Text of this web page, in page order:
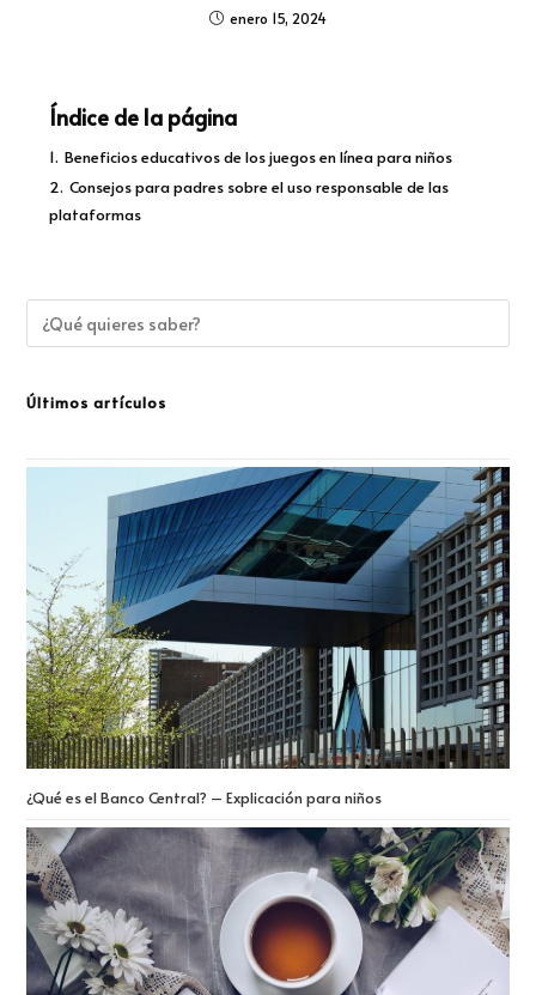
enero 15, 2024
Índice de la página
1. Beneficios educativos de los juegos en línea para niños
2. Consejos para padres sobre el uso responsable de las
plataformas
Últimos artículos
¿Qué es el Banco Central? – Explicación para niños